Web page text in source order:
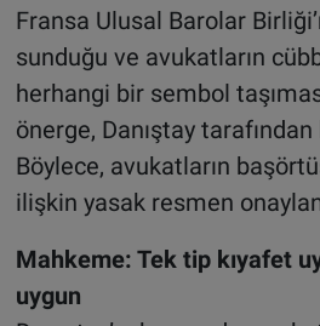
Fransa Ulusal Barolar
sunduğu ve avukatların
herhangi bir sembol
önerge, Danıştay
Böylece, avukatların
ilişkin yasak resmen
Mahkeme: Tek tip kıyafet
uygun